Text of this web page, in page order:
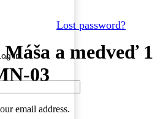
Lost password?
in
email address.
a medveď 1
03